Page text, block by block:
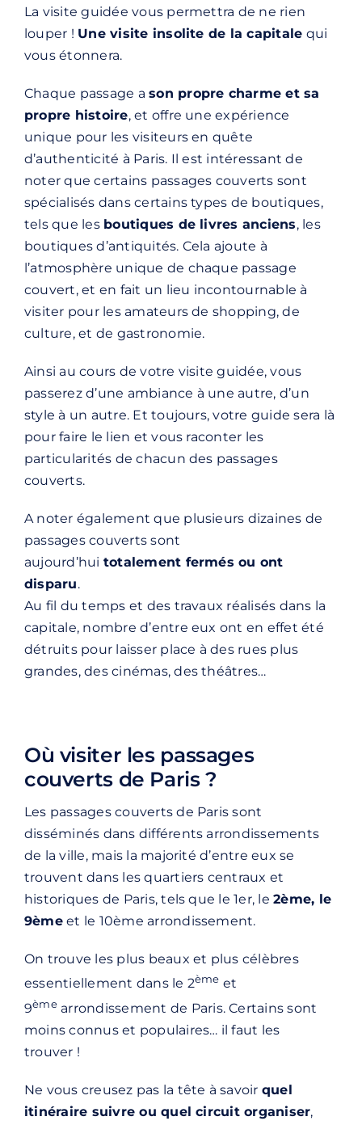
La visite guidée vous permettra de ne rien
louper ! Une visite insolite de la capitale qui
vous étonnera.
Chaque passage ason propre charme et sa
propre histoire, et offre une expérience
unique pour les visiteurs en quête
d’authenticité à Paris. Il est intéressant de
noter que certains passages couverts sont
spécialisés dans certains types de boutiques,
tels que les boutiques de livres anciens, les
boutiques d’antiquités. Cela ajoute à
l’atmosphère unique de chaque passage
couvert, et en fait un lieu incontournable à
visiter pour les amateurs de shopping, de
culture, et de gastronomie.
Ainsi au cours de votre visite guidée, vous
passerez d’une ambiance à une autre, d’un
style à un autre. Et toujours, votre guide sera là
pour faire le lien et vous raconter les
particularités de chacun des passages
couverts.
A noter également que plusieurs dizaines de
passages couverts sont
aujourd’hui totalement fermés ou ont
disparu.
Au fil du temps et des travaux réalisés dans la
capitale, nombre d’entre eux ont en effet été
détruits pour laisser place à des rues plus
grandes, des cinémas, des théâtres…
Où visiter les passages
couverts de Paris ?
Les passages couverts de Paris sont
disséminés dans différents arrondissements
de la ville, mais la majorité d’entre eux se
trouvent dans les quartiers centraux et
historiques de Paris, tels que le 1er, le2ème, le
9èmeet le 10ème arrondissement.
On trouve les plus beaux et plus célèbres
essentiellement dans le 2ème et
9èmearrondissement de Paris. Certains sont
moins connus et populaires… il faut les
trouver !
Ne vous creusez pas la tête à savoir quel
itinéraire suivre ou quel circuit organiser,